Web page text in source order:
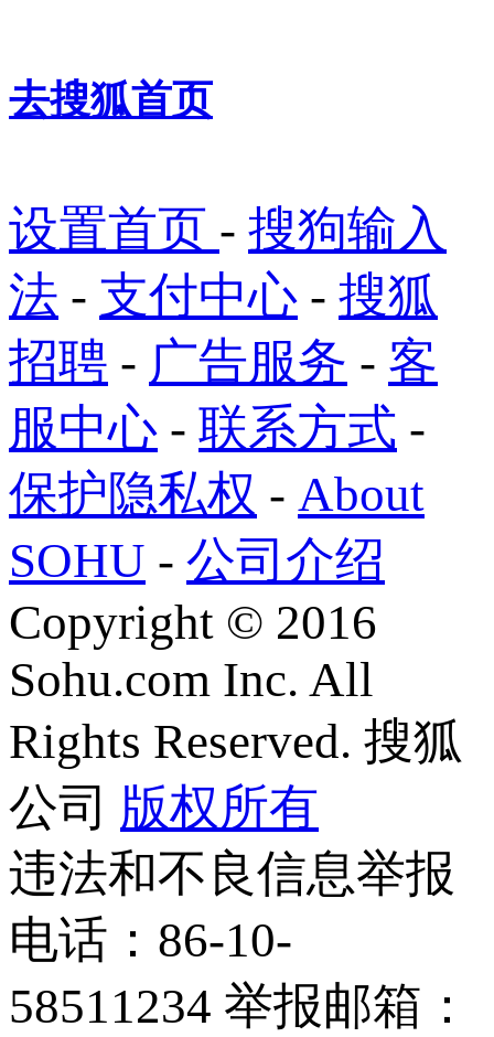
去搜狐首页
设置首页 - 搜狗输入
法 - 支付中心 - 搜狐
招聘 - 广告服务 - 客
服中心 - 联系方式 -
保护隐私权 - About
SOHU - 公司介绍
Copyright © 2016
Sohu.com Inc. All
Rights Reserved. 搜狐
公司 版权所有
违法和不良信息举报
电话：86-10-
58511234 举报邮箱：